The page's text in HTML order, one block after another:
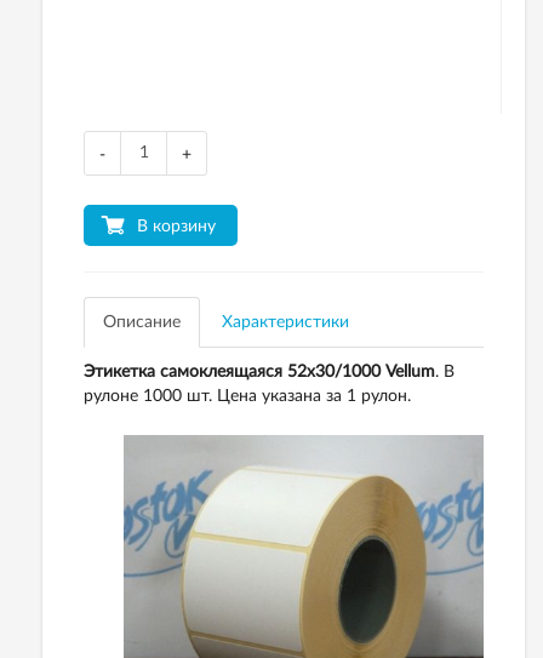
- +
В корзину
Описание Характеристики
Этикетка самоклеящаяся 52х30/1000 Vellum. В
рулоне 1000 шт. Цена указана за 1 рулон.